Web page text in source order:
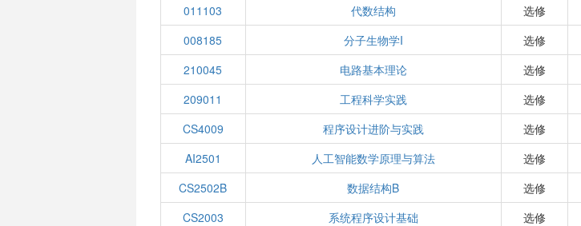
011103
代数结构 选修
008185
分子生物学I 选修
210045
电路基本理论 选修
209011
工程科学实践 选修
CS4009
程序设计进阶与实践 选修
AI2501
人工智能数学原理与算法 选修
CS2502B
数据结构B 选修
CS2003
系统程序设计基础 选修